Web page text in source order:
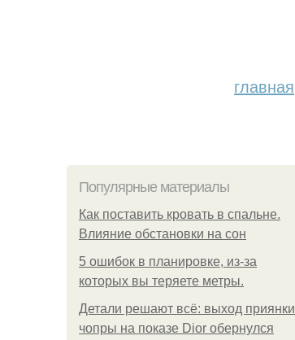
главная
Популярные материалы
Как поставить кровать в спальне.
Влияние обстановки на сон
5 ошибок в планировке, из-за
которых вы теряете метры.
Детали решают всё: выход приянки
чопры на показе Dior обернулся